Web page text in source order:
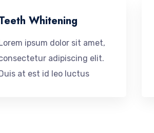
Whitening
ipsum dolor sit amet,
adipiscing elit.
at est id leo luctus